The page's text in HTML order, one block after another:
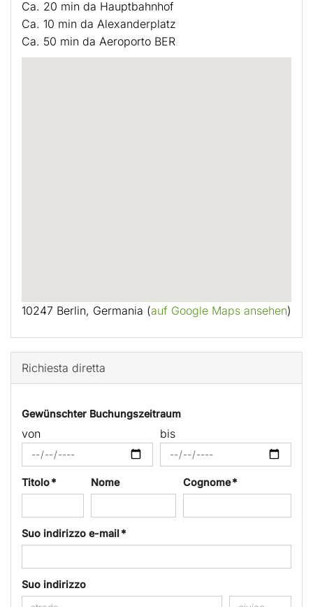
Ca. 20 min da Hauptbahnhof
Ca. 10 min da Alexanderplatz
Ca. 50 min da Aeroporto BER
10247 Berlin, Germania (auf Google Maps ansehen)
Richiesta diretta
Gewünschter Buchungszeitraum
von bis
Titolo * Nome Cognome *
Suo indirizzo e-mail *
Suo indirizzo